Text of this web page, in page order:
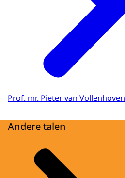
Prof. mr. Pieter van Vollenhoven
Andere talen